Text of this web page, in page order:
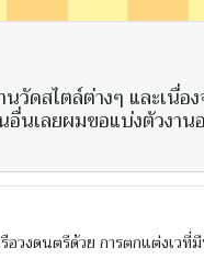
วัดสไตล์ต่างๆ และเนื่
นเลยผมขอแบ่งตัวงา
งดนตรีด้วย การตกแต่งเวที่